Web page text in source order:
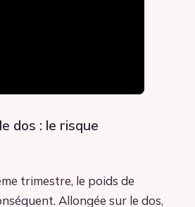
dos : le risque
trimestre, le poids de
Allongée sur le dos,